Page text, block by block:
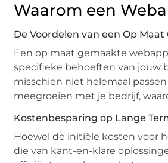
Waarom een
De Voordelen van een Op
Een op maat gemaakte
specifieke behoeften van jouw
misschien niet helemaal
meegroeien met je bedrijf,
Kostenbesparing op Lange
Hoewel de initiële kosten voor
die van kant-en-klare